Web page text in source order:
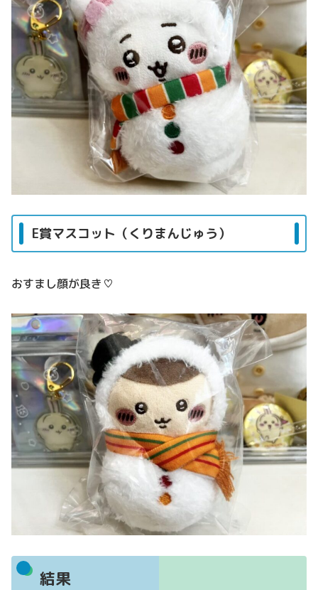
E賞マスコット（くりまんじゅう）
おすまし顔が良き♡
結果